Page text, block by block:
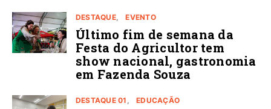
DESTAQUE EVENTO
Último fim de semana da
Festa do Agricultor tem
show nacional, gastronomia
em Fazenda Souza
DESTAQUE 01 EDUCAÇÃO